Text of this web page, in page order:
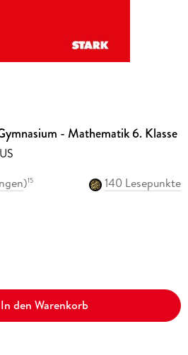
- Mathematik 6. Klasse
)15
140 Lesepunkte
In den Warenkorb